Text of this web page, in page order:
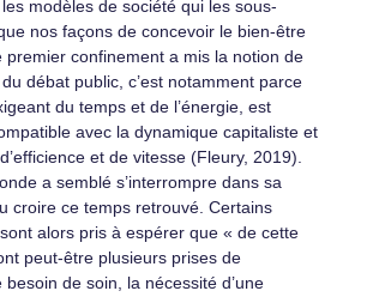
les modèles de société qui les sous-
nos façons de concevoir le bien-être
premier confinement a mis la notion de
débat public, c’est notamment parce
du temps et de l’énergie, est
avec la dynamique capitaliste et
et de vitesse (Fleury, 2019).
a semblé s’interrompre dans sa
croire ce temps retrouvé. Certains
alors pris à espérer que « de cette
peut-être plusieurs prises de
besoin de soin, la nécessité d’une